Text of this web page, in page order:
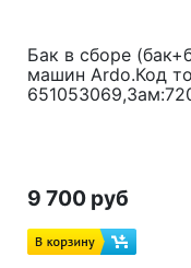
Бак в сборе
машин Ardo.Код
9 700 руб